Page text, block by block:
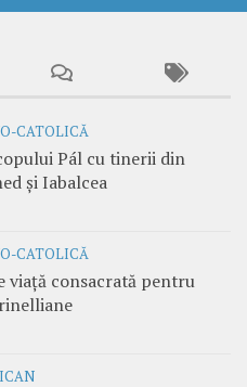
CATOLICĂ
Pál cu tinerii din
și Iabalcea
CATOLICĂ
viață consacrată pentru